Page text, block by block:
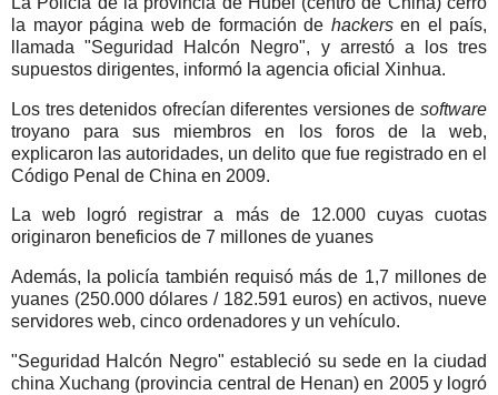
la mayor página web de formación de hackersen el país,
llamada "Seguridad Halcón Negro", y arrestó a los tres
supuestos dirigentes, informó la agencia oficial Xinhua.
Los tres detenidos ofrecían diferentes versiones de software
troyano para sus miembros en los foros de la web,
explicaron las autoridades, un delito que fue registrado en el
Código Penal de China en 2009.
La web logró registrar a más de 12.000 cuyas cuotas
originaron beneficios de 7 millones de yuanes
Además, la policía también requisó más de 1,7 millones de
yuanes (250.000 dólares / 182.591 euros) en activos, nueve
servidores web, cinco ordenadores y un vehículo.
"Seguridad Halcón Negro" estableció su sede en la ciudad
china Xuchang (provincia central de Henan) en 2005 y logró